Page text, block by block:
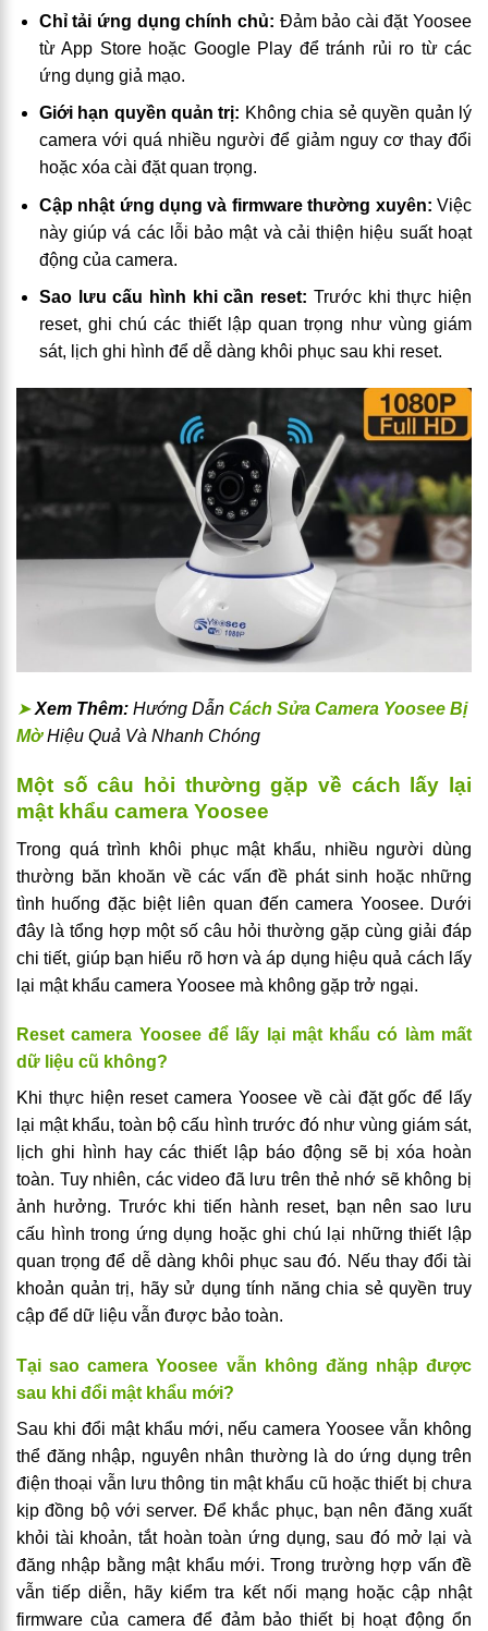
Chỉ tải ứng dụng chính chủ: Đảm bảo cài đặt Yoosee
từ App Store hoặc Google Play để tránh rủi ro từ các
ứng dụng giả mạo.
Giới hạn quyền quản trị: Không chia sẻ quyền quản lý
camera với quá nhiều người để giảm nguy cơ thay đổi
hoặc xóa cài đặt quan trọng.
Cập nhật ứng dụng và firmware thường xuyên: Việc
này giúp vá các lỗi bảo mật và cải thiện hiệu suất hoạt
động của camera.
Sao lưu cấu hình khi cần reset: Trước khi thực hiện
reset, ghi chú các thiết lập quan trọng như vùng giám
sát, lịch ghi hình để dễ dàng khôi phục sau khi reset.
➤ Xem Thêm: Hướng Dẫn Cách Sửa Camera Yoosee Bị
MờHiệu Quả Và Nhanh Chóng
Một số câu hỏi thường gặp về cách lấy lại
mật khẩu camera Yoosee
Trong quá trình khôi phục mật khẩu, nhiều người dùng
thường băn khoăn về các vấn đề phát sinh hoặc những
tình huống đặc biệt liên quan đến camera Yoosee. Dưới
đây là tổng hợp một số câu hỏi thường gặp cùng giải đáp
chi tiết, giúp bạn hiểu rõ hơn và áp dụng hiệu quả cách lấy
lại mật khẩu camera Yoosee mà không gặp trở ngại.
Reset camera Yoosee để lấy lại mật khẩu có làm mất
dữ liệu cũ không?
Khi thực hiện reset camera Yoosee về cài đặt gốc để lấy
lại mật khẩu, toàn bộ cấu hình trước đó như vùng giám sát,
lịch ghi hình hay các thiết lập báo động sẽ bị xóa hoàn
toàn. Tuy nhiên, các video đã lưu trên thẻ nhớ sẽ không bị
ảnh hưởng. Trước khi tiến hành reset, bạn nên sao lưu
cấu hình trong ứng dụng hoặc ghi chú lại những thiết lập
quan trọng để dễ dàng khôi phục sau đó. Nếu thay đổi tài
khoản quản trị, hãy sử dụng tính năng chia sẻ quyền truy
cập để dữ liệu vẫn được bảo toàn.
Tại sao camera Yoosee vẫn không đăng nhập được
sau khi đổi mật khẩu mới?
Sau khi đổi mật khẩu mới, nếu camera Yoosee vẫn không
thể đăng nhập, nguyên nhân thường là do ứng dụng trên
điện thoại vẫn lưu thông tin mật khẩu cũ hoặc thiết bị chưa
kịp đồng bộ với server. Để khắc phục, bạn nên đăng xuất
khỏi tài khoản, tắt hoàn toàn ứng dụng, sau đó mở lại và
đăng nhập bằng mật khẩu mới. Trong trường hợp vấn đề
vẫn tiếp diễn, hãy kiểm tra kết nối mạng hoặc cập nhật
firmware của camera để đảm bảo thiết bị hoạt động ổn